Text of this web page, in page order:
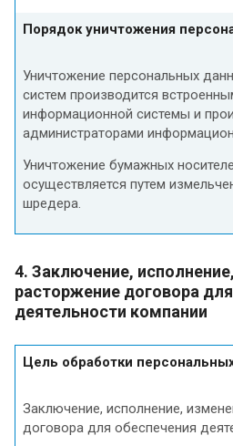
Порядок уничтожения
Уничтожение персональных
систем производится
информационной системы и
администраторами
Уничтожение бумажных
осуществляется путем
шредера.
4. Заключение,
расторжение договора
деятельности компании
Цель обработки
Заключение, исполнение,
договора для обеспечения